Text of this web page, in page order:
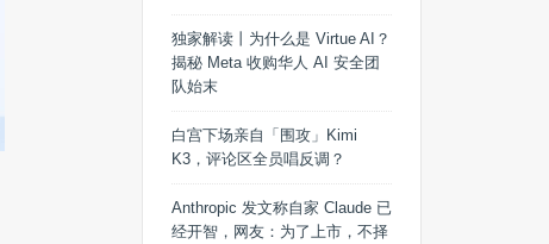
独家解读丨为什么是 Virtue AI？
揭秘 Meta 收购华人 AI 安全团
队始末
白宫下场亲自「围攻」Kimi
K3，评论区全员唱反调？
Anthropic 发文称自家 Claude 已
经开智，网友：为了上市，不择